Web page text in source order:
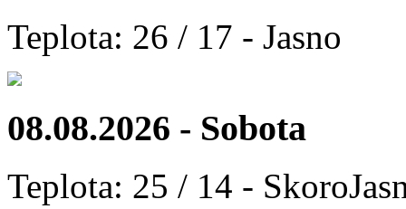
Teplota: 26 / 17 - Jasno
08.08.2026 - Sobota
Teplota: 25 / 14 -